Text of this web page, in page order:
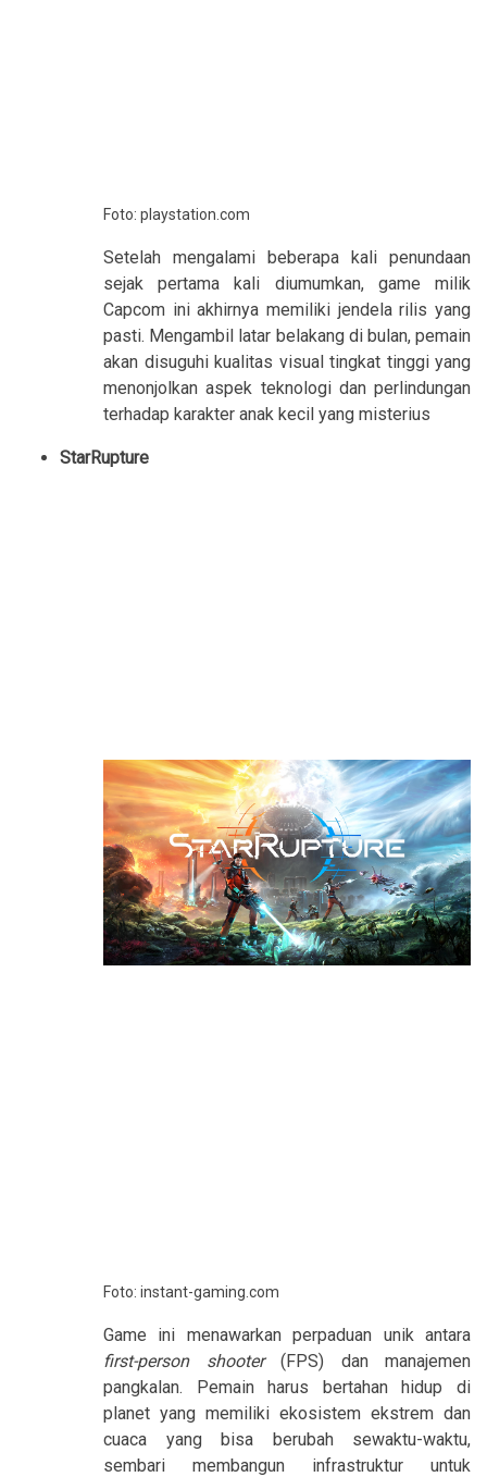
Foto: playstation.com
Setelah mengalami beberapa kali penundaan
sejak pertama kali diumumkan, game milik
Capcom ini akhirnya memiliki jendela rilis yang
pasti. Mengambil latar belakang di bulan, pemain
akan disuguhi kualitas visual tingkat tinggi yang
menonjolkan aspek teknologi dan perlindungan
terhadap karakter anak kecil yang misterius
StarRupture
Foto: instant-gaming.com
Game ini menawarkan perpaduan unik antara
first-person shooter
(FPS) dan manajemen
pangkalan. Pemain harus bertahan hidup di
planet yang memiliki ekosistem ekstrem dan
cuaca yang bisa berubah sewaktu-waktu,
sembari membangun infrastruktur untuk